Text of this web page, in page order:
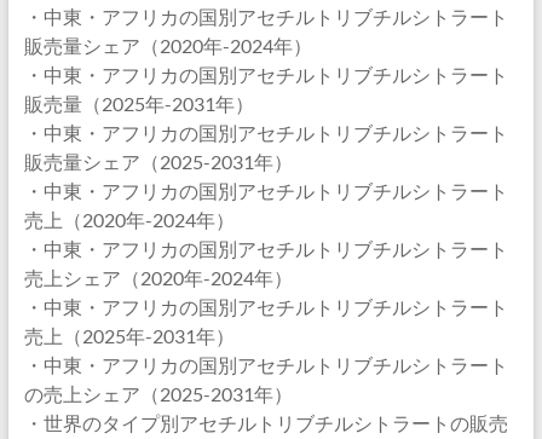
・中東・アフリカの国別アセチルトリブチルシトラート
販売量シェア（2020年-2024年）
・中東・アフリカの国別アセチルトリブチルシトラート
販売量（2025年-2031年）
・中東・アフリカの国別アセチルトリブチルシトラート
販売量シェア（2025-2031年）
・中東・アフリカの国別アセチルトリブチルシトラート
売上（2020年-2024年）
・中東・アフリカの国別アセチルトリブチルシトラート
売上シェア（2020年-2024年）
・中東・アフリカの国別アセチルトリブチルシトラート
売上（2025年-2031年）
・中東・アフリカの国別アセチルトリブチルシトラート
の売上シェア（2025-2031年）
・世界のタイプ別アセチルトリブチルシトラートの販売